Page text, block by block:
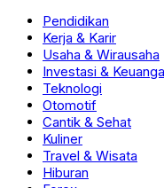
Pendidikan
Kerja & Karir
Usaha & Wirausaha
Investasi &
Teknologi
Otomotif
Cantik & Sehat
Kuliner
Travel & Wisata
Hiburan